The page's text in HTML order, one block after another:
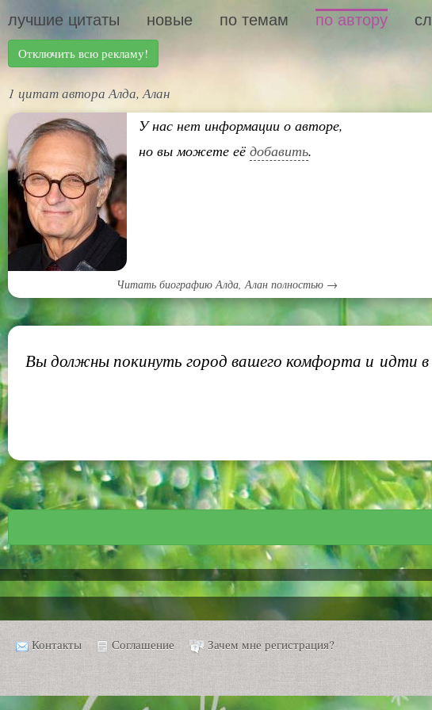
лучшие цитаты новые по темам по автору
Отключить всю рекламу!
1 цитат автора Алда, Алан
У нас нет информации о авторе,
но вы можете её добавить.
Читать биографию Алда, Алан полностью →
Вы должны покинуть город вашего комфорта и идти
Контакты Соглашение Зачем мне регистрация?